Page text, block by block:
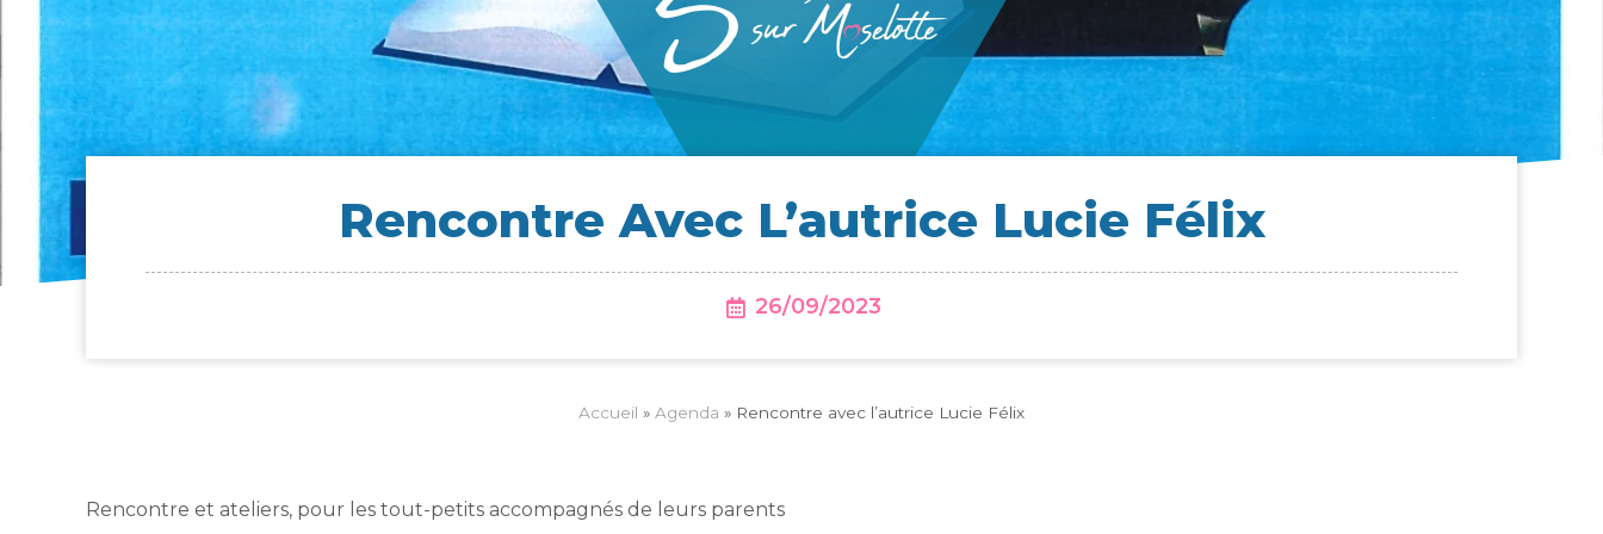
Ren­contre Avec L’au­trice Lucie Félix
26/09/2023
Accueil » Agenda » Rencontre avec l’autrice Lucie Félix
Rencontre et ateliers, pour les tout-petits accompagnés de leurs parents